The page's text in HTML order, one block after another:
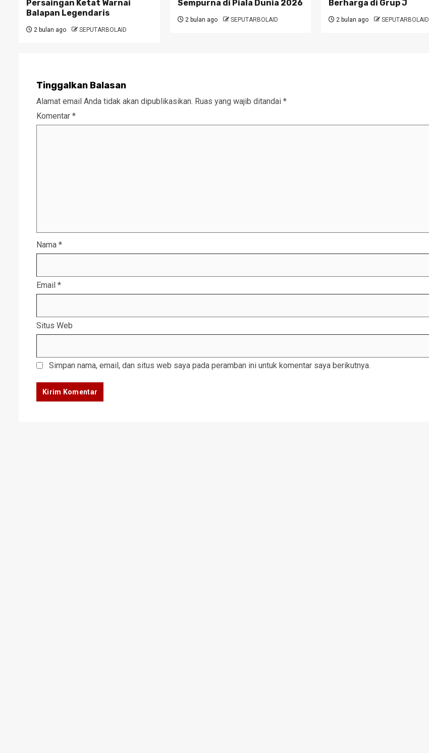
Persaingan Ketat Warnai
Balapan Legendaris
2 bulan ago SEPUTARBOLAID
Sempurna di Piala Dunia 2026
2 bulan ago SEPUTARBOLAID
Berharga di Grup J
2 bulan ago SEPUTARBOLAID
Tinggalkan Balasan
Alamat email Anda tidak akan dipublikasikan. Ruas yang wajib ditandai *
Komentar *
Nama *
Email *
Situs Web
Simpan nama, email, dan situs web saya pada peramban ini untuk komentar saya berikutnya.